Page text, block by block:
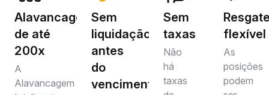
Alavancagem
de até
200x
A
Alavancagem
Sem
liquidação
antes
do
vencimento
Sem
taxas
Não
há
taxas
flexível
As
posições
podem